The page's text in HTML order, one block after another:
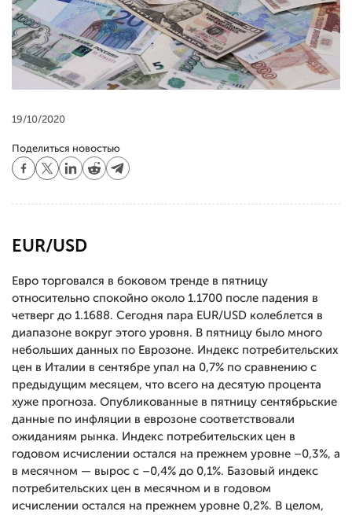
19/10/2020
Поделиться новостью
EUR/USD
Евро торговался в боковом тренде в пятницу
относительно спокойно около 1.1700 после падения в
четверг до 1.1688. Сегодня пара EUR/USD колеблется в
диапазоне вокруг этого уровня. В пятницу было много
небольших данных по Еврозоне. Индекс потребительских
цен в Италии в сентябре упал на 0,7% по сравнению с
предыдущим месяцем, что всего на десятую процента
хуже прогноза. Опубликованные в пятницу сентябрьские
данные по инфляции в еврозоне соответствовали
ожиданиям рынка. Индекс потребительских цен в
годовом исчислении остался на прежнем уровне –0,3%, а
в месячном — вырос с –0,4% до 0,1%. Базовый индекс
потребительских цен в месячном и в годовом
исчислении остался на прежнем уровне 0,2%. В целом,